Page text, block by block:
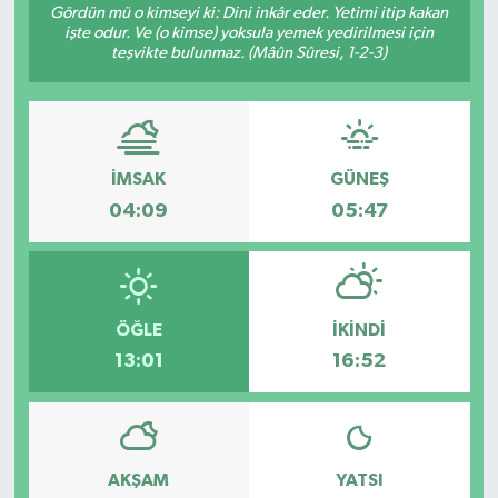
Gördün mü o kimseyi ki: Dini inkâr eder. Yetimi itip kakan
işte odur. Ve (o kimse) yoksula yemek yedirilmesi için
teşvikte bulunmaz. (Mâûn Sûresi, 1-2-3)
İMSAK
04:09
GÜNEŞ
05:47
ÖĞLE
13:01
İKINDI
16:52
AKŞAM YATSI
Gündem
Kültür Sanat
Magazin
Otomobil
Resmî ilanlar